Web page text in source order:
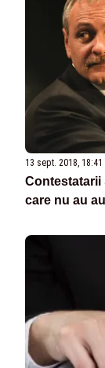
13 sept. 2018, 18:41
Contestatarii
care nu au